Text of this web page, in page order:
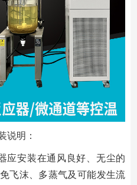
说明：
应安装在通风良好、无尘的
飞沫、多蒸气及可能发生流